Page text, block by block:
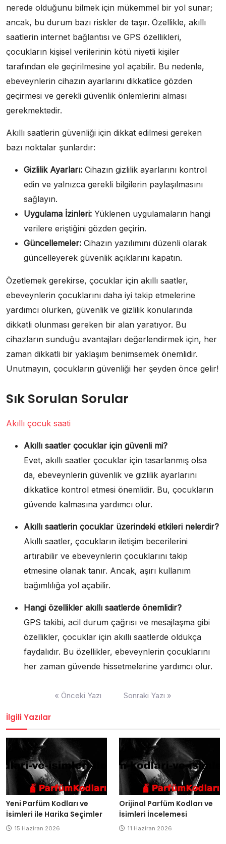
nerede olduğunu bilmek için mükemmel bir yol sunar;
ancak, bu durum bazı riskler de taşır. Özellikle, akıllı
saatlerin internet bağlantısı ve GPS özellikleri,
çocukların kişisel verilerinin kötü niyetli kişiler
tarafından ele geçirilmesine yol açabilir. Bu nedenle,
ebeveynlerin cihazın ayarlarını dikkatlice gözden
geçirmesi ve gerekli güvenlik önlemlerini alması
gerekmektedir.
Akıllı saatlerin güvenliği için dikkat edilmesi gereken
bazı noktalar şunlardır:
Gizlilik Ayarları: Cihazın gizlilik ayarlarını kontrol
edin ve yalnızca gerekli bilgilerin paylaşılmasını
sağlayın.
Uygulama İzinleri: Yüklenen uygulamaların hangi
verilere eriştiğini gözden geçirin.
Güncellemeler: Cihazın yazılımını düzenli olarak
güncelleyerek güvenlik açıklarını kapatın.
Özetlemek gerekirse, çocuklar için akıllı saatler,
ebeveynlerin çocuklarını daha iyi takip etmelerine
yardımcı olurken, güvenlik ve gizlilik konularında
dikkatli olunması gereken bir alan yaratıyor. Bu
cihazların sunduğu avantajları değerlendirmek için, her
zaman dikkatli bir yaklaşım benimsemek önemlidir.
Unutmayın, çocukların güvenliği her şeyden önce gelir!
Sık Sorulan Sorular
Akıllı çocuk saati
Akıllı saatler çocuklar için güvenli mi?
Evet, akıllı saatler çocuklar için tasarlanmış olsa
da, ebeveynlerin güvenlik ve gizlilik ayarlarını
dikkatlice kontrol etmesi önemlidir. Bu, çocukların
güvende kalmasına yardımcı olur.
Akıllı saatlerin çocuklar üzerindeki etkileri nelerdir?
Akıllı saatler, çocukların iletişim becerilerini
artırabilir ve ebeveynlerin çocuklarını takip
etmesine olanak tanır. Ancak, aşırı kullanım
bağımlılığa yol açabilir.
Hangi özellikler akıllı saatlerde önemlidir?
GPS takibi, acil durum çağrısı ve mesajlaşma gibi
özellikler, çocuklar için akıllı saatlerde oldukça
faydalıdır. Bu özellikler, ebeveynlerin çocuklarını
her zaman güvende hissetmelerine yardımcı olur.
« Önceki Yazı Sonraki Yazı »
İlgili Yazılar
Yeni Parfüm Kodları ve
İsimleri ile Harika Seçimler
15 Haziran 2026
Orijinal Parfüm Kodları ve
İsimleri İncelemesi
11 Haziran 2026